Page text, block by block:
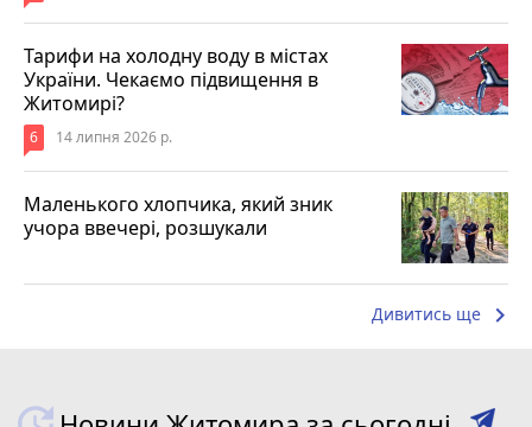
Тарифи на холодну воду в містах
України. Чекаємо підвищення в
Житомирі?
6 14 липня 2026 р.
Маленького хлопчика, який зник
учора ввечері, розшукали
Дивитись ще keyboard_arrow_right